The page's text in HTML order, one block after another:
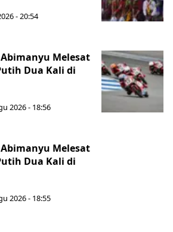
- 20:54
Melesat
Dua Kali di
2026 - 18:56
Melesat
Dua Kali di
2026 - 18:55